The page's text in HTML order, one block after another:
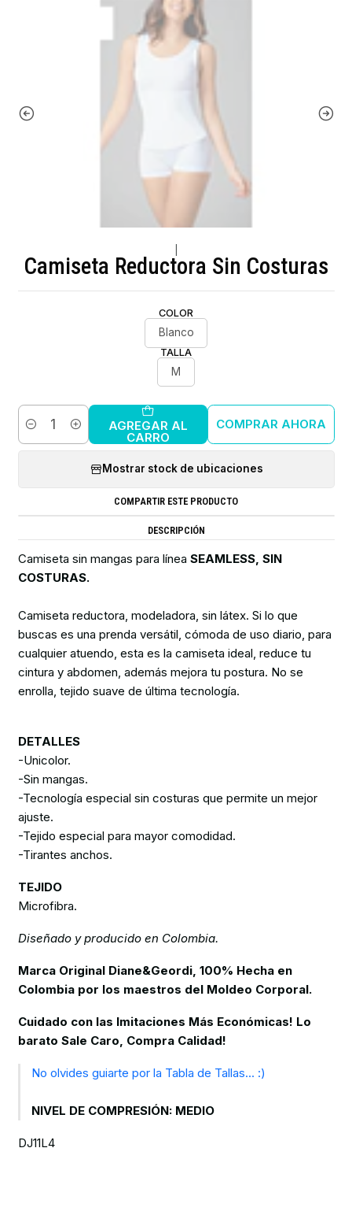
Camiseta Reductora Sin Costuras
COLOR
Blanco
TALLA
M
Cantidad AGREGAR AL
CARRO
COMPRAR AHORA
Mostrar stock de ubicaciones
COMPARTIR ESTE PRODUCTO
DESCRIPCIÓN
Camiseta sin mangas para línea SEAMLESS, SIN
COSTURAS.
Camiseta reductora, modeladora, sin látex. Si lo que
buscas es una prenda versátil, cómoda de uso diario, para
cualquier atuendo, esta es la camiseta ideal, reduce tu
cintura y abdomen, además mejora tu postura. No se
enrolla, tejido suave de última tecnología.
DETALLES
-Unicolor.
-Sin mangas.
-Tecnología especial sin costuras que permite un mejor
ajuste.
-Tejido especial para mayor comodidad.
-Tirantes anchos.
TEJIDO
Microfibra.
Diseñado y producido en Colombia.
Marca Original Diane&Geordi, 100% Hecha en
Colombia por los maestros del Moldeo Corporal.
Cuidado con las Imitaciones Más Económicas! Lo
barato Sale Caro, Compra Calidad!
No olvides guiarte por la Tabla de Tallas... :)
NIVEL DE COMPRESIÓN: MEDIO
DJ11L4